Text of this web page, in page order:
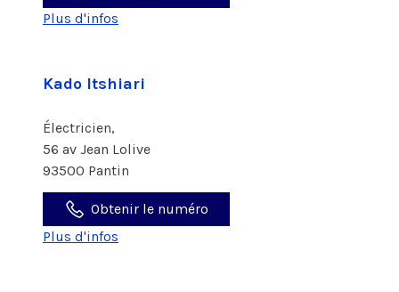
Plus d'infos
Kado Itshiari
Électricien,
56 av Jean Lolive
93500 Pantin
Obtenir le numéro
Plus d'infos